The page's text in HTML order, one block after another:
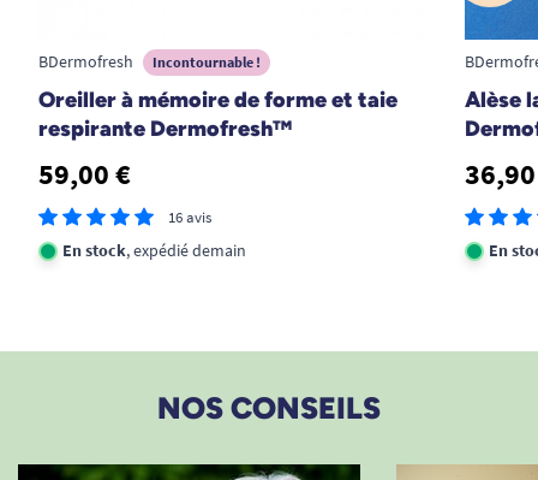
BDermofresh Incontournable !
Oreiller à mémoire de forme et taie
respirante Dermofresh™
59,00 €
16 avis
En stock, expédié demain
Alèse
En
NOS CONSEILS